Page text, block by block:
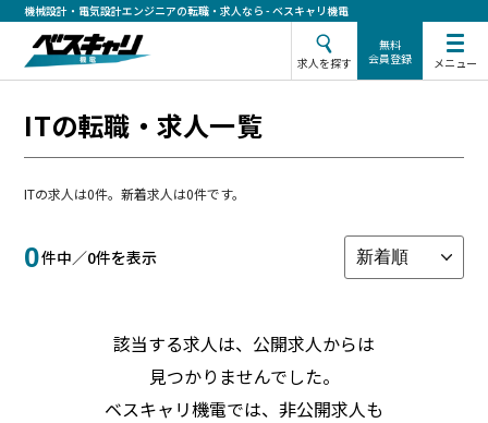
機械設計・電気設計エンジニアの転職・求人なら - ベスキャリ機電
求人を探す
無料
会員登録
メニュー
ITの転職・求人一覧
ITの求人は0件。新着求人は0件です。
0件中／0件を表示
該当する求人は、公開求人からは
見つかりませんでした。
ベスキャリ機電では、非公開求人も